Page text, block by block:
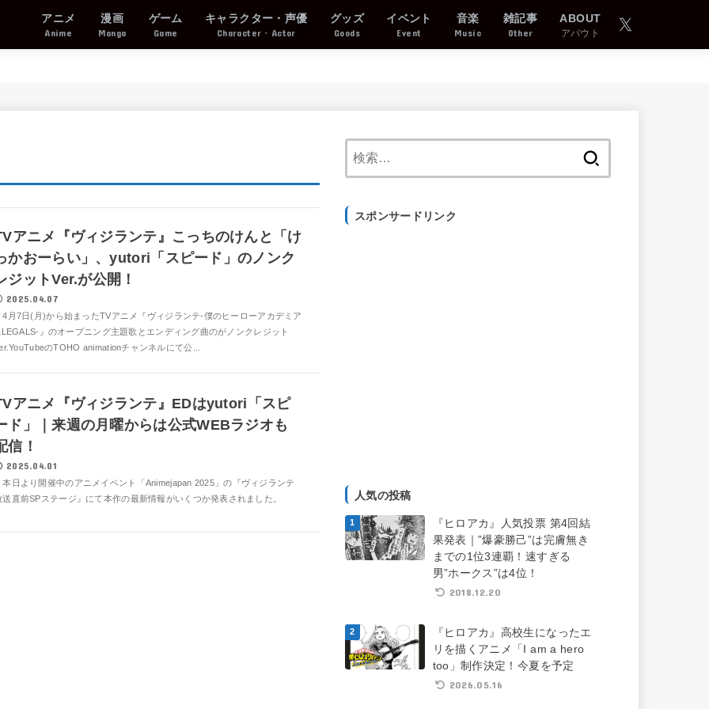
アニメ
Anime
漫画
Manga
ゲーム
Game
キャラクター・声優
Character・Actor
グッズ
Goods
イベント
Event
音楽
Music
雑記事
Other
ABOUT
アバウト
アニメ『ヴィジランテ』こっちのけんと「け
かおーらい」、yutori「スピード」のノンク
ジットVer.が公開！
2025.04.07
7日(月)から始まったTVアニメ『ヴィジランテ-僕のヒーローアカデミア
』のオープニング主題歌とエンディング曲のがノンクレジット
のTOHO animationチャンネルにて公...
アニメ『ヴィジランテ』EDはyutori「スピ
ド」｜来週の月曜からは公式WEBラジオも
信！
2025.04.01
日より開催中のアニメイベント「Animejapan 2025」の『ヴィジランテ
送直前SPステージ』にて本作の最新情報がいくつか発表されました。
スポンサードリンク
人気の投稿
『ヒロアカ』人気投票 第4回結
果発表｜”爆豪勝己”は完膚無き
までの1位3連覇！速すぎる
男”ホークス”は4位！
2018.12.20
『ヒロアカ』高校生になったエ
リを描くアニメ「I am a hero
too」制作決定！今夏を予定
2026.05.16